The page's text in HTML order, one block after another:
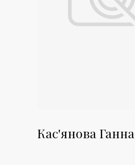
Кас'янова Ганна